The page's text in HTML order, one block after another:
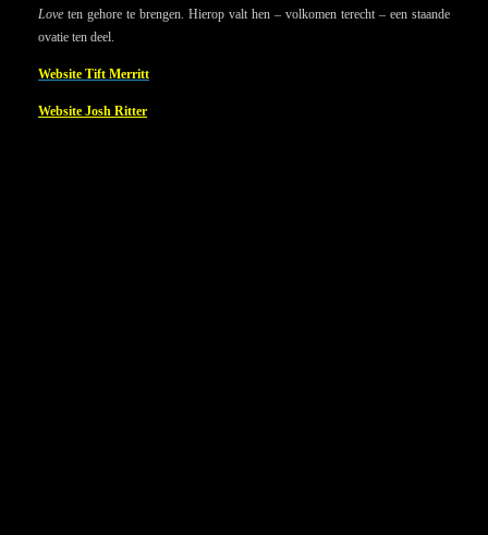
Love ten gehore te brengen. Hierop valt hen – volkomen terecht – een staande
ovatie ten deel.
Website Tift Merritt
Website Josh Ritter